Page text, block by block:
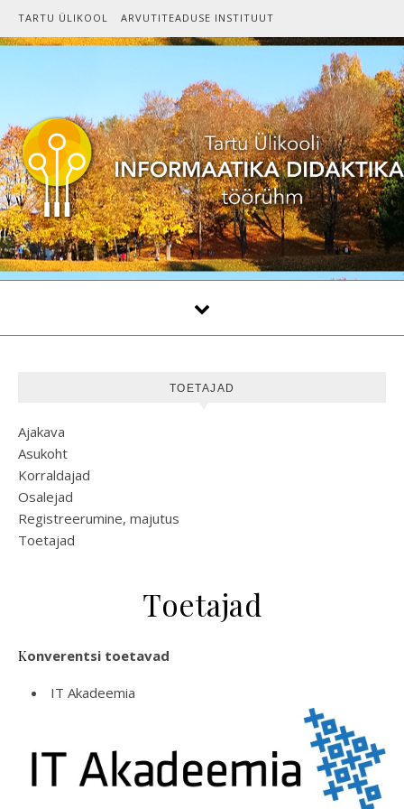
Skip to content
TARTU ÜLIKOOL ARVUTITEADUSE INSTITUUT
TOETAJAD
Ajakava
Asukoht
Korraldajad
Osalejad
Registreerumine, majutus
Toetajad
Toetajad
Konverentsi toetavad
IT Akadeemia